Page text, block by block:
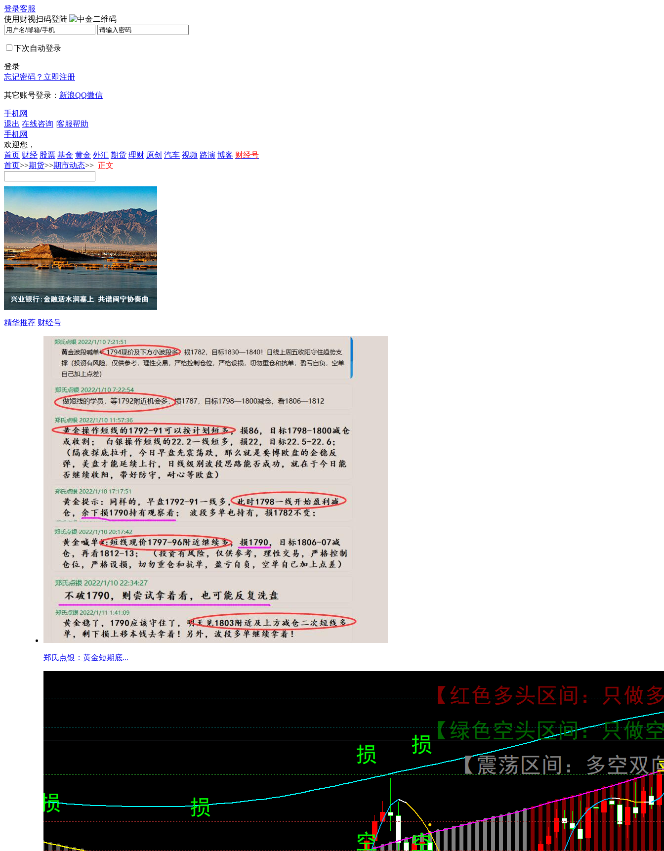
登录客服
使用财视扫码登陆
下次自动登录
登录
忘记密码？ 立即注册
其它账号登录： 新浪QQ微信
手机网
退出 在线咨询 |客服帮助
手机网
欢迎您，
首页 财经 股票 基金 黄金 外汇 期货 理财 原创 汽车 视频 路演 博客 财经号
首页>>期货>>期市动态>> 正文
精华推荐 财经号
郑氏点银：黄金短期底...